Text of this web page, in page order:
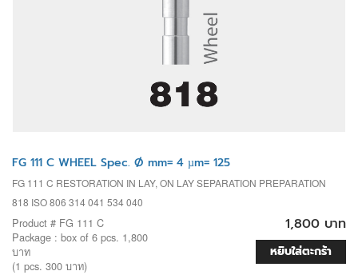
FG 111 C WHEEL Spec. Ø mm= 4 µm= 125
FG 111 C RESTORATION IN LAY, ON LAY SEPARATION PREPARATION
818 ISO 806 314 041 534 040
Product # FG 111 C
Package : box of 6 pcs. 1,800
บาท
(1 pcs. 300 บาท)
1,800 บาท
หยิบใส่ตะกร้า